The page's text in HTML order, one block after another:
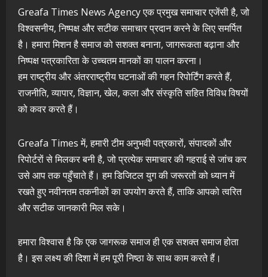
Greafa Times News Agency एक प्रमुख समाचार एजेंसी है, जो
विश्वसनीय, निष्पक्ष और सटीक समाचार प्रदान करने के लिए समर्पित
है। हमारा मिशन है समाज को सशक्त बनाना, जागरूकता बढ़ाना और
निष्पक्ष पत्रकारिता के उच्चतम मानकों का पालन करना।
हम राष्ट्रीय और अंतरराष्ट्रीय घटनाओं की गहन रिपोर्टिंग करते हैं,
राजनीति, व्यापार, विज्ञान, खेल, कला और संस्कृति सहित विविध विषयों
को कवर करते हैं।
Greafa Times में, हमारी टीम अनुभवी पत्रकारों, संपादकों और
रिपोर्टरों से मिलकर बनी है, जो प्रत्येक समाचार की गहराई से जांच कर
उसे आप तक पहुँचाते हैं। हम डिजिटल युग की जरूरतों को ध्यान में
रखते हुए नवीनतम तकनीकों का उपयोग करते हैं, ताकि आपको त्वरित
और सटीक जानकारी मिल सके।
हमारा विश्वास है कि एक जागरूक समाज ही एक सशक्त समाज होता
है। इस लक्ष्य की दिशा में हम पूरी निष्ठा के साथ काम करते हैं।